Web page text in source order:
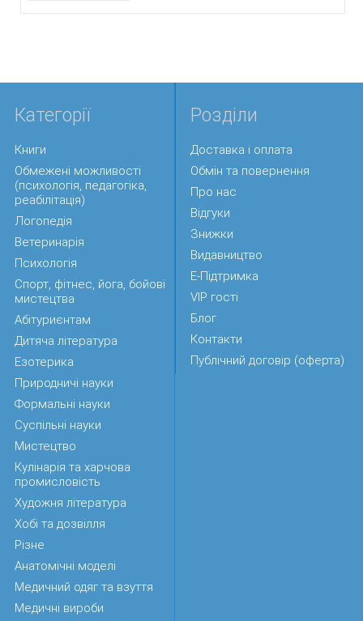
Категорії
Книги
Обмежені можливості
(психологія, педагогіка,
реабілітація)
Логопедія
Ветеринарія
Психологія
Спорт, фітнес, йога, бойові
мистецтва
Абітуриєнтам
Дитяча література
Езотерика
Природничі науки
Формальні науки
Суспільні науки
Мистецтво
Кулінарія та харчова
промисловість
Художня література
Хобі та дозвілля
Різне
Анатомічні моделі
Медичний одяг та взуття
Медичні вироби
Розділи
Доставка і оплата
Обмін та повернення
Про нас
Відгуки
Знижки
Видавництво
Е-Підтримка
VIP гості
Блог
Контакти
Публічний договір (оферта)